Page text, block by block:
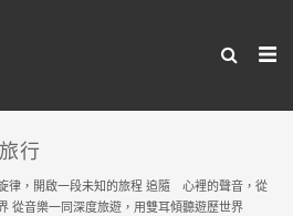
行
律，開啟一段未知的旅程 追隨 心裡的聲音，從
從音樂一同深度旅遊，用雙耳傾聽遊歷世界